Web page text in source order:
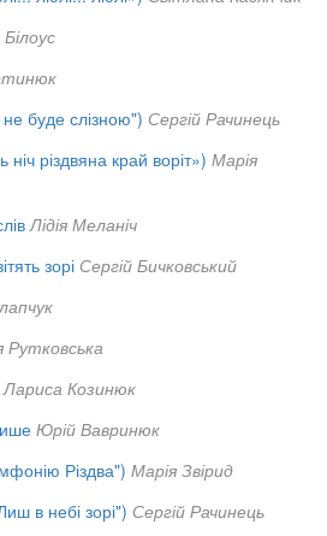
не буде слізною") Сергій Рачинець
різдвяна край воріт») Марія
Лідія Меланіч
зорі Сергій Бичковський
Рутковська
Лариса Козинюк
Юрій Вавринюк
Різдва") Марія Звірид
в небі зорі") Сергій Рачинець